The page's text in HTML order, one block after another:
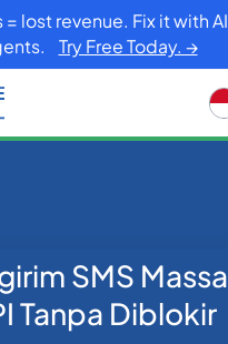
= lost revenue. Fix it with
Try Free Today. →
API SMS
SMS Massal melalui API Tanpa
SMS
Tanpa Diblokir